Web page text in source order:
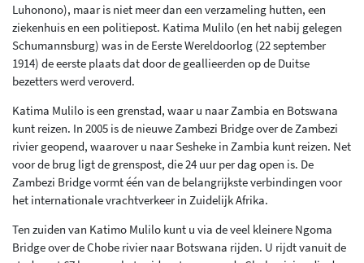
Luhonono), maar is niet meer dan een verzameling hutten, een
ziekenhuis en een politiepost. Katima Mulilo (en het nabij gelegen
Schumannsburg) was in de Eerste Wereldoorlog (22 september
1914) de eerste plaats dat door de geallieerden op de Duitse
bezetters werd veroverd.
Katima Mulilo is een grenstad, waar u naar Zambia en Botswana
kunt reizen. In 2005 is de nieuwe Zambezi Bridge over de Zambezi
rivier geopend, waarover u naar Sesheke in Zambia kunt reizen. Net
voor de brug ligt de grenspost, die 24 uur per dag open is. De
Zambezi Bridge vormt één van de belangrijkste verbindingen voor
het internationale vrachtverkeer in Zuidelijk Afrika.
Ten zuiden van Katimo Mulilo kunt u via de veel kleinere Ngoma
Bridge over de Chobe rivier naar Botswana rijden. U rijdt vanuit de